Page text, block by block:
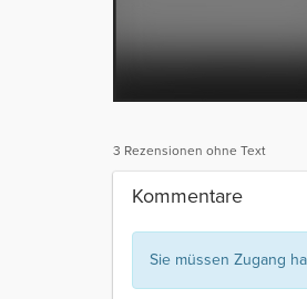
3 Rezensionen ohne Text
Kommentare
Sie müssen Zugang